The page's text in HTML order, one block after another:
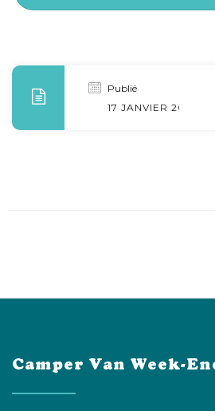
Publié
17 JANVIER 2024
Camper Van Week-